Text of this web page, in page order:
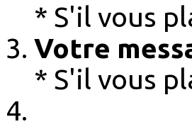
* S'il vous
Votre
* S'il vous